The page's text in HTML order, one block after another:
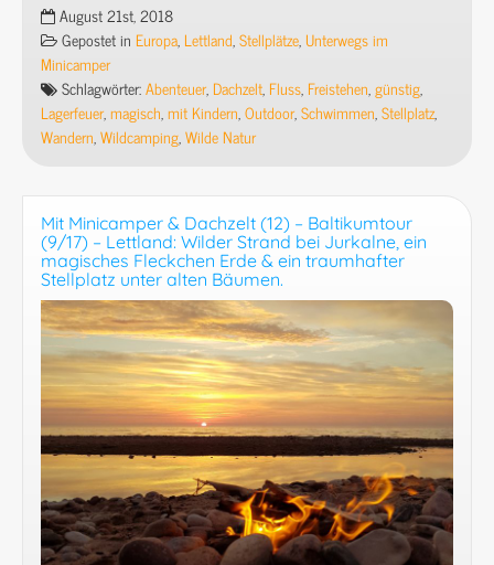
&
Dachzelt
(17)
–
Baltikumtour
(14/17)
Gauja
Nationalpark:
Kuku,
Zwartes
&
Erglu
Felsen,
der
Fluss
Amata
&
ein
Traum-
Stellplatz.
August 21st, 2018
Gepostet in Europa, Lettland,Stellplätze, Unterwegs im
Minicamper
Schlagwörter:Abenteuer, Dachzelt, Fluss, Freistehen,günstig,
Lagerfeuer,magisch,mit Kindern,Outdoor,Schwimmen,Stellplatz,
Wandern,Wildcamping,Wilde Natur
Mit Minicamper & Dachzelt (12) – Baltikumtour
(9/17) – Lettland: Wilder Strand bei Jurkalne, ein
magisches Fleckchen Erde & ein traumhafter
Stellplatz unter alten Bäumen.